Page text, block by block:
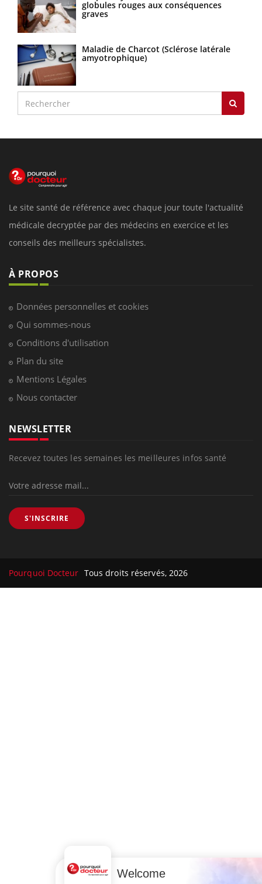
globules rouges aux conséquences
graves
Maladie de Charcot (Sclérose latérale
amyotrophique)
Le site santé de référence avec chaque jour toute l'actualité
médicale decryptée par des médecins en exercice et les
conseils des meilleurs spécialistes.
À PROPOS
Données personnelles et cookies
Qui sommes-nous
Conditions d'utilisation
Plan du site
Mentions Légales
Nous contacter
NEWSLETTER
Recevez toutes les semaines les meilleures infos santé
S'INSCRIRE
Pourquoi Docteur Tous droits réservés, 2026
Welcome